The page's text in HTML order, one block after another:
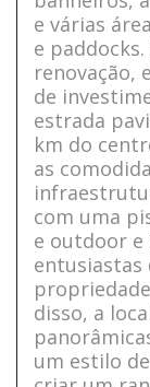
e várias
e
renovação,
de
estrada
km do
as
com uma
e outdoor e
entusiastas
disso, a
um estilo